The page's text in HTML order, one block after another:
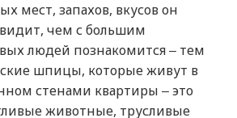
мест, запахов, вкусов он
чем с большим
людей познакомится ‒ тем
шпицы, которые живут в
стенами квартиры ‒ это
животные, трусливые